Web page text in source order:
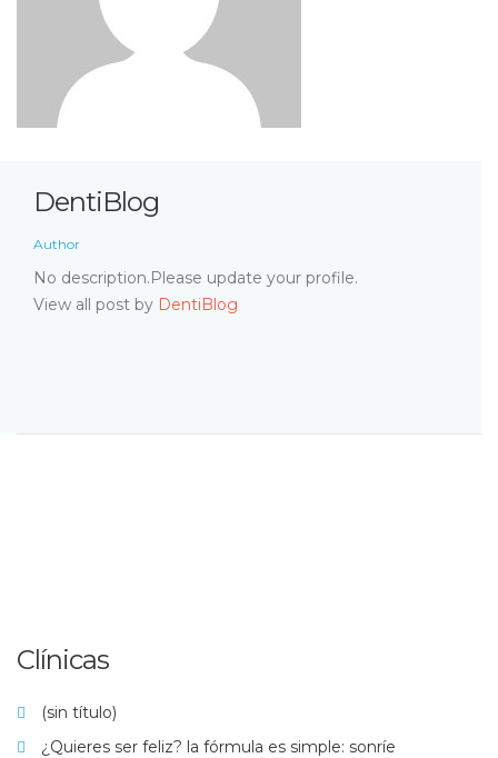
DentiBlog
Author
No description.Please update your profile.
View all post by DentiBlog
Clínicas
(sin título)
¿Quieres ser feliz? la fórmula es simple: sonríe